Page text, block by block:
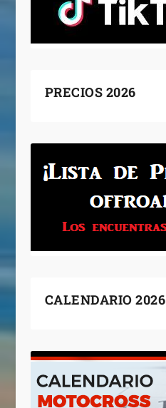
PRECIOS 2026
CALENDARIO 2026